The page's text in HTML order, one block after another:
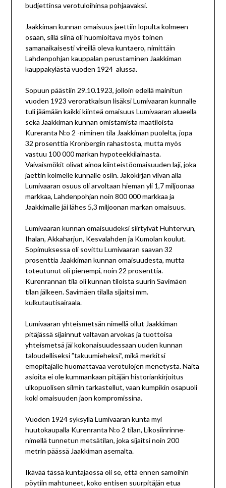
budjettinsa verotuloihinsa pohjaavaksi.
Jaakkiman kunnan omaisuus jaettiin lopulta kolmeen
osaan, sillä siinä oli huomioitava myös toinen
samanaikaisesti vireillä oleva kuntaero, nimittäin
Lahdenpohjan kauppalan perustaminen Jaakkiman
kauppakylästä vuoden 1924 alussa.
Sopuun päästiin 29.10.1923, jolloin edellä mainitun
vuoden 1923 veroratkaisun lisäksi Lumivaaran kunnalle
tuli jäämään kaikki kiinteä omaisuus Lumivaaran alueella
sekä Jaakkiman kunnan omistamista maatiloista
Kureranta N:o 2 -niminen tila Jaakkiman puolelta, jopa
32 prosenttia Kronbergin rahastosta, mutta myös
vastuu 100 000 markan hypoteekkilainasta.
Vaivaismökit olivat ainoa kiinteistöomaisuuden laji, joka
jaettin kolmelle kunnalle osiin. Jakokirjan viivan alla
Lumivaaran osuus oli arvoltaan hieman yli 1,7 miljoonaa
markkaa, Lahdenpohjan noin 800 000 markkaa ja
Jaakkimalle jäi lähes 5,3 miljoonan markan omaisuus.
Lumivaaran kunnan omaisuudeksi siirtyivät Huhtervun,
Ihalan, Akkaharjun, Kesvalahden ja Kumolan koulut.
Sopimuksessa oli sovittu Lumivaaran saavan 32
prosenttia Jaakkiman kunnan omaisuudesta, mutta
toteutunut oli pienempi, noin 22 prosenttia.
Kurenrannan tila oli kunnan tiloista suurin Savimäen
tilan jälkeen. Savimäen tilalla sijaitsi mm.
kulkutautisairaala.
Lumivaaran yhteismetsän nimellä ollut Jaakkiman
pitäjässä sijainnut valtavan arvokas ja tuottoisa
yhteismetsä jäi kokonaisuudessaan uuden kunnan
taloudelliseksi ”takuumieheksi”, mikä merkitsi
emopitäjälle huomattavaa verotulojen menetystä. Näitä
asioita ei ole kummankaan pitäjän historiankirjoitus
ulkopuolisen silmin tarkastellut, vaan kumpikin osapuoli
koki omaisuuden jaon kompromissina.
Vuoden 1924 syksyllä Lumivaaran kunta myi
huutokaupalla Kurenranta N:o 2 tilan, Likosiinrinne-
nimellä tunnetun metsätilan, joka sijaitsi noin 200
metrin päässä Jaakkiman asemalta.
Ikävää tässä kuntajaossa oli se, että ennen samoihin
pöytiin mahtuneet, koko entisen suurpitäjän etua